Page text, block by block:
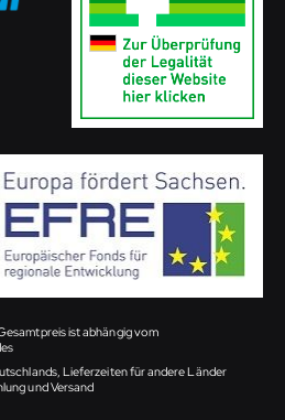
ist abhängig vom
Lieferzeiten für andere Länder
und Versand